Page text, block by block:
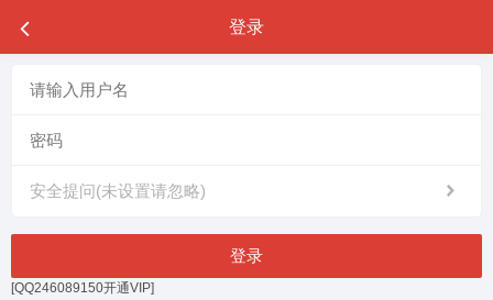
登录
安全提问(未设置请忽略)
登录
[QQ246089150开通VIP]